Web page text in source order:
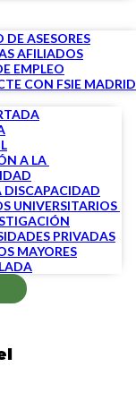
DE ASESORES
AFILIADOS
EMPLEO
CON FSIE MADRID
A LA
DISCAPACIDAD
UNIVERSITARIOS
PRIVADAS
MAYORES